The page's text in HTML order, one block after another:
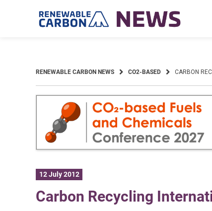
RENEWABLE CARBON NEWS CO2-BASED CARBON
12 July 2012
Carbon Recycling